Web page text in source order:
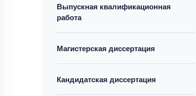
Выпускная квалификационная
работа
Магистерская диссертация
Кандидатская диссертация